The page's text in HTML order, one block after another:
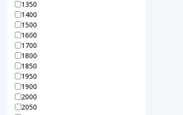
1350
1400
1500
1600
1700
1800
1850
1950
1900
2000
2050